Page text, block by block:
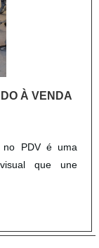
À VENDA
no PDV é uma
que une